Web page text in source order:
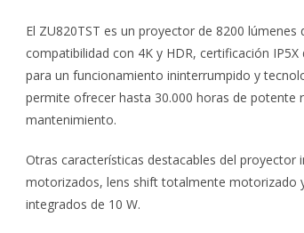
El ZU820TST es un proyector de 8200 lúmenes
compatibilidad con 4K y HDR, certificación
para un funcionamiento ininterrumpido y
permite ofrecer hasta 30.000 horas de potente
mantenimiento.
Otras características destacables del proyector
motorizados, lens shift totalmente motorizado
integrados de 10 W.